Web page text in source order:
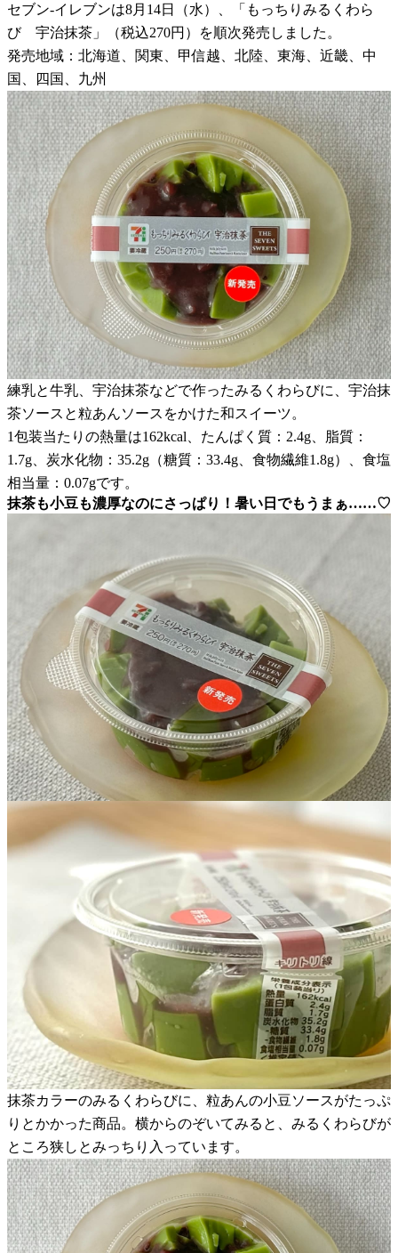
セブン-イレブンは8月14日（水）、「もっちりみるくわら
び 宇治抹茶」（税込270円）を順次発売しました。
発売地域：北海道、関東、甲信越、北陸、東海、近畿、中
国、四国、九州
練乳と牛乳、宇治抹茶などで作ったみるくわらびに、宇治抹
茶ソースと粒あんソースをかけた和スイーツ。
1包装当たりの熱量は162kcal、たんぱく質：2.4g、脂質：
1.7g、炭水化物：35.2g（糖質：33.4g、食物繊維1.8g）、食塩
相当量：0.07gです。
抹茶も小豆も濃厚なのにさっぱり！暑い日でもうまぁ……♡
抹茶カラーのみるくわらびに、粒あんの小豆ソースがたっぷ
りとかかった商品。横からのぞいてみると、みるくわらびが
ところ狭しとみっちり入っています。